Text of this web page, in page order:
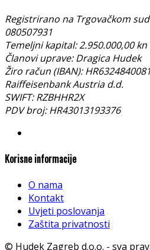
Registrirano na Trgovačkom
080507931
Temeljni kapital: 2.950.000,00
Članovi uprave: Dragica Hudek
Žiro račun (IBAN):
Raiffeisenbank Austria d.d.
SWIFT: RZBHHR2X
PDV broj: HR43013193376
Korisne informacije
O nama
Kontakt
Uvjeti poslovanja
Zaštita privatnosti
© Hudek Zagreb d.o.o. - sva